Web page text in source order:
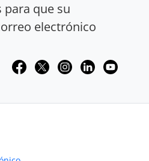
para que su
electrónico